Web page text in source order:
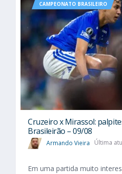
CAMPEONATO BRASILEIRO
Cruzeiro x Mirassol:
Brasileirão – 09/08
Armando Vieira Última
Em uma partida muito